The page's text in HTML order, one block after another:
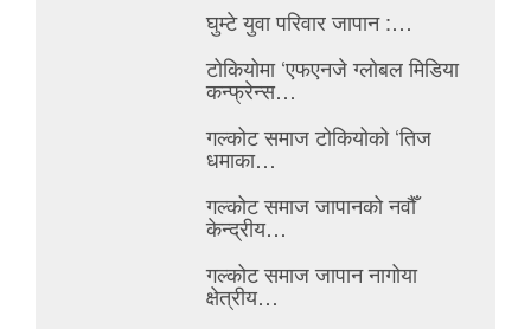
घुम्टे युवा परिवार जापान :…
टोकियोमा ‘एफएनजे ग्लोबल मिडिया
कन्फ्रेन्स…
गल्कोट समाज टोकियोको ‘तिज
धमाका…
गल्कोट समाज जापानको नवौँ
केन्द्रीय…
गल्कोट समाज जापान नागोया
क्षेत्रीय…